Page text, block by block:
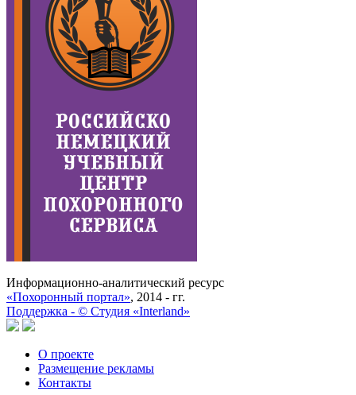
Информационно-аналитический ресурс
«Похоронный портал», 2014 - гг.
Поддержка - © Cтудия «Interland»
О проекте
Размещение рекламы
Контакты